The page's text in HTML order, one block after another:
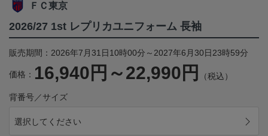
ＦＣ東京
2026/27 1st レプリカユニフォーム 長袖
販売期間：2026年7月31日10時00分～2027年6月30日23時59分
価格： 16,940円～22,990円 （税込）
背番号／サイズ
選択してください